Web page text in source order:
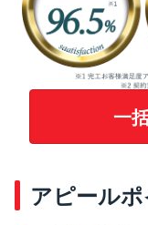
一
アピール